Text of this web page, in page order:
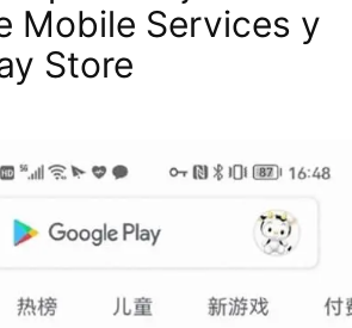
Mobile Services y
Store